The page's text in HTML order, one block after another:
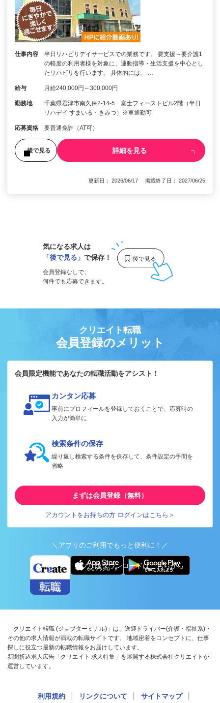
仕事内容
半日リハビリデイサービスでの業務です。 要支援～要介護1
の軽度の利用者様を対象に、運動指導・生活支援を中心とし
たリハビリを行います。 具体的には、 …
給与 月給240,000円～300,000円
勤務地
千葉県君津市南久保2-14-5 富士フィーストビル2階（半日
リハデイ すまいる・きみつ）※車通勤可
応募資格 要普通免許（AT可）
後で見る 詳細を見る
更新日： 2026/06/17 掲載終了日： 2027/06/25
気になる求人は
「後で見る 」で保存！
会員登録なしで、
何件でも応募できます。
クリエイト転職
会員登録のメリット
会員限定機能であなたの転職活動をアシスト！
カンタン応募
事前にプロフィールを登録しておくことで、応募時の
入力が簡単に
検索条件の保存
繰り返し検索する条件を保存して、条件設定の手間を
省略
まずは会員登録（無料）
アカウントをお持ちの方 ログインはこちら＞
＼アプリのご利用でもっと便利に！／
アプリ版ダウンロードはこちらから
「クリエイト転職 (ジョブターミナル)」は、送迎ドライバー(介護・福祉系)・
その他の求人情報が満載の転職サイトです。 地域密着をコンセプトに、仕事
探しに役立つ最新の転職情報をお届けしています。
新聞折込求人広告「クリエイト 求人特集」を展開する株式会社クリエイトが
運営しています。
利用規約 リンクについて サイトマップ